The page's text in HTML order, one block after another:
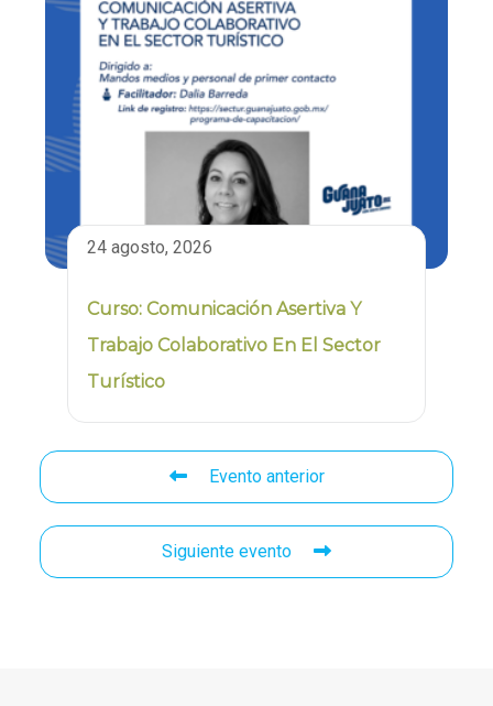
24 agosto, 2026
Curso: Comunicación Asertiva Y
Trabajo Colaborativo En El Sector
Turístico
Evento anterior
Siguiente evento